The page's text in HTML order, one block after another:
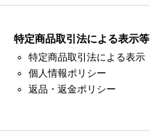
特定商品取引法による表示等
特定商品取引法による表示
個人情報ポリシー
返品・返金ポリシー